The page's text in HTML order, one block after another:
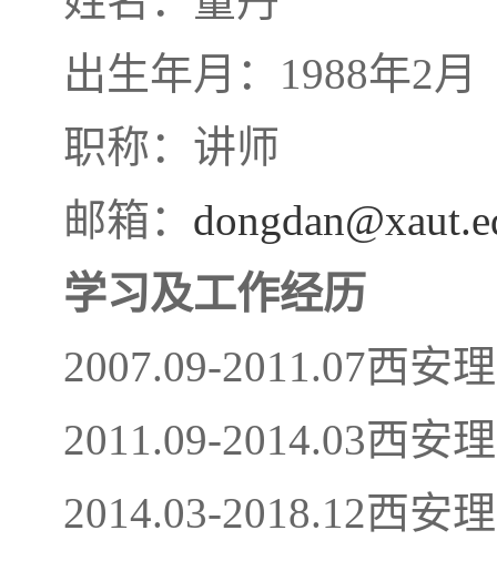
出生年月：1988年2月
职称：讲师
邮箱：
学习及工作经历
2007.09-2011.07西安
2011.09-2014.03西安
2014.03-2018.12西安